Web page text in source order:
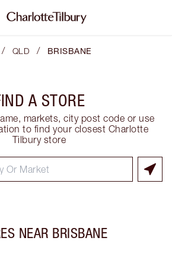
/ QLD / BRISBANE
A STORE
markets, city post code or use
to find your closest Charlotte
Tilbury store
NEAR BRISBANE